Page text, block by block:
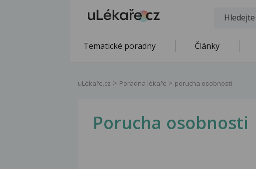
Tematické poradny Články
uLékaře.cz Poradna lékaře porucha osobnosti
Porucha osobnosti